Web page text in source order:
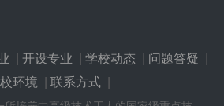
| 开设专业 | 学校动态 | 问题答疑 |
环境 | 联系方式 |